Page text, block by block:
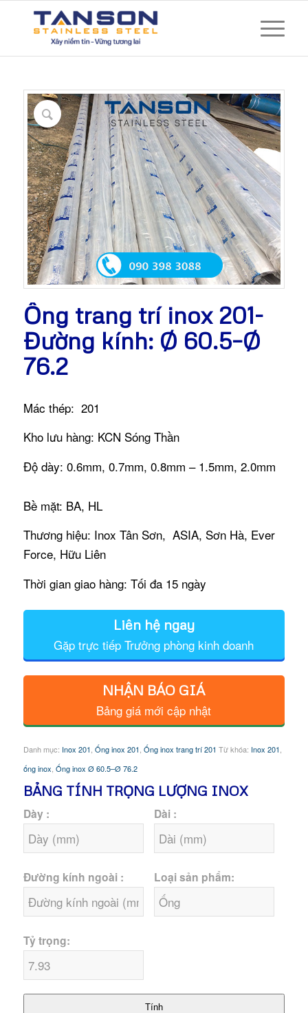
Ống trang trí inox 201-
Đường kính: Ø 60.5–Ø
76.2
Mác thép: 201
Kho lưu hàng: KCN Sóng Thần
Độ dày: 0.6mm, 0.7mm, 0.8mm – 1.5mm, 2.0mm
Bề mặt: BA, HL
Thương hiệu: Inox Tân Sơn, ASIA, Sơn Hà, Ever
Force, Hữu Liên
Thời gian giao hàng: Tối đa 15 ngày
Liên hệ ngay
Gặp trực tiếp Trưởng phòng kinh doanh
NHẬN BÁO GIÁ
Bảng giá mới cập nhật
Danh mục: Inox 201 Ống inox 201 Ống inox trang trí 201 Từ khóa: Inox 201
ống inox Ống inox Ø 60.5–Ø 76.2
BẢNG TÍNH TRỌNG LƯỢNG INOX
Dày : Dài :
Đường kính ngoài : Loại sản phẩm:
Tỷ trọng:
Tính